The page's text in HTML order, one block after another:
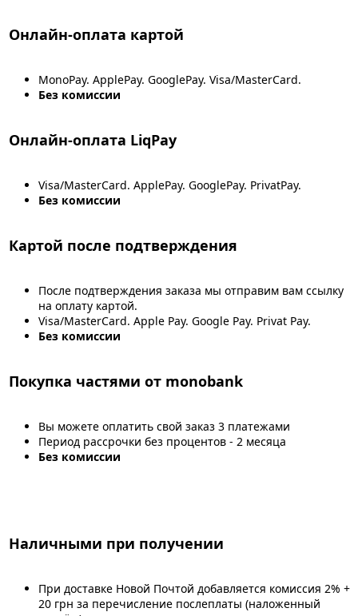
Онлайн-оплата картой
MonoPay. ApplePay. GooglePay. Visa/MasterCard.
Без комиссии
Онлайн-оплата LiqPay
Visa/MasterCard. ApplePay. GooglePay. PrivatPay.
Без комиссии
Картой после подтверждения
После подтверждения заказа мы отправим вам ссылку
на оплату картой.
Visa/MasterCard. Apple Pay. Google Pay. Privat Pay.
Без комиссии
Покупка частями от monobank
Вы можете оплатить свой заказ 3 платежами
Период рассрочки без процентов - 2 месяца
Без комиссии
Наличными при получении
При доставке Новой Почтой добавляется комиссия 2% +
20 грн за перечисление послеплаты (наложенный